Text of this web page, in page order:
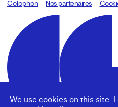
We use cookies on this site.
Colophon
Design:Marcel Kaczmarek, code:
Nos partenaires